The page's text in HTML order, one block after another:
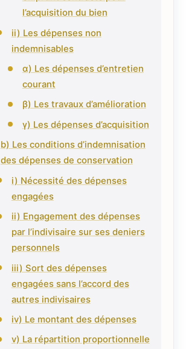
l’acquisition du bien
ii) Les dépenses non
indemnisables
α) Les dépenses d’entretien
courant
β) Les travaux d’amélioration
γ) Les dépenses d’acquisition
b) Les conditions d’indemnisation
des dépenses de conservation
i) Nécessité des dépenses
engagées
ii) Engagement des dépenses
par l’indivisaire sur ses deniers
personnels
iii) Sort des dépenses
engagées sans l’accord des
autres indivisaires
iv) Le montant des dépenses
v) La répartition proportionnelle